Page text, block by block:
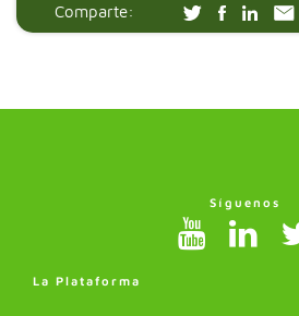
Comparte:
Síguenos
La Plataforma